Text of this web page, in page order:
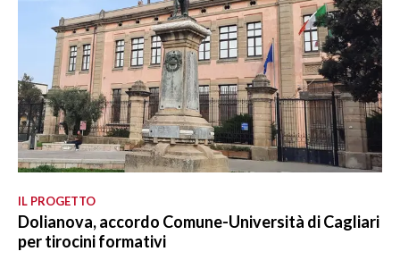
IL PROGETTO
Dolianova, accordo Comune-Università di Cagliari
per tirocini formativi